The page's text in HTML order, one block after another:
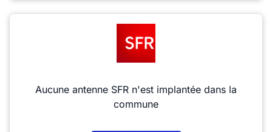
Aucune antenne SFR n'est implantée dans la
commune